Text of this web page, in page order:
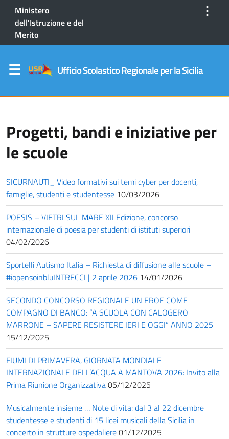
Ministero
dell'Istruzione e del
Merito
⋮
Ufficio Scolastico Regionale per la Sicilia
Progetti, bandi e iniziative per
le scuole
SICURNAUTI_ Video formativi sui temi cyber per docenti,
famiglie, studenti e studentesse 10/03/2026
POESIS – VIETRI SUL MARE XII Edizione, concorso
internazionale di poesia per studenti di istituti superiori
04/02/2026
Sportelli Autismo Italia – Richiesta di diffusione alle scuole –
#iopensoinbluINTRECCI | 2 aprile 2026 14/01/2026
SECONDO CONCORSO REGIONALE UN EROE COME
COMPAGNO DI BANCO: “A SCUOLA CON CALOGERO
MARRONE – SAPERE RESISTERE IERI E OGGI” ANNO 2025
15/12/2025
FIUMI DI PRIMAVERA, GIORNATA MONDIALE
INTERNAZIONALE DELL’ACQUA A MANTOVA 2026: Invito alla
Prima Riunione Organizzativa05/12/2025
Musicalmente insieme … Note di vita: dal 3 al 22 dicembre
studentesse e studenti di 15 licei musicali della Sicilia in
concerto in strutture ospedaliere01/12/2025